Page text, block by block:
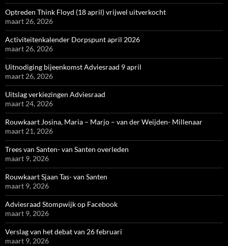
Optreden Think Floyd (18 april) vrijwel uitverkocht
maart 26, 2026
Activiteitenkalender Dorpspunt april 2026
maart 26, 2026
Uitnodiging bijeenkomst Adviesraad 9 april
maart 26, 2026
Uitslag verkiezingen Adviesraad
maart 24, 2026
Rouwkaart Josina, Maria – Marjo – van der Weijden- Millenaar
maart 21, 2026
Trees van Santen- van Santen overleden
maart 9, 2026
Rouwkaart Sjaan Tas- van Santen
maart 9, 2026
Adviesraad Stompwijk op Facebook
maart 9, 2026
Verslag van het debat van 26 februari
maart 9, 2026